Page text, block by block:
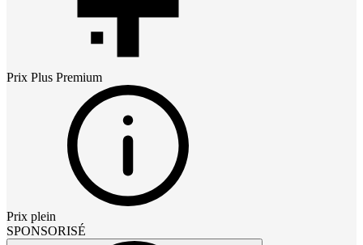
Prix Plus Premium
Prix plein
SPONSORISÉ